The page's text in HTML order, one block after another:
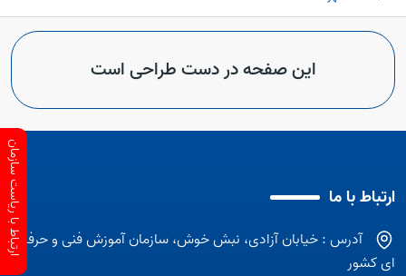
این صفحه در دست طراحی است
ارتباط با ما
آدرس : خیابان آزادی، نبش خوش، سازمان آموزش فنی و حرفه
ای کشور
ارتباط با ریاست سازمان